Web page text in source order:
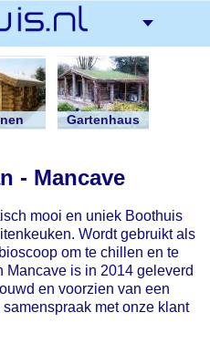
Gartenhaus
- Mancave
mooi en uniek Boothuis
Wordt gebruikt als
om te chillen en te
Mancave is in 2014 geleverd
en voorzien van een
met onze klant